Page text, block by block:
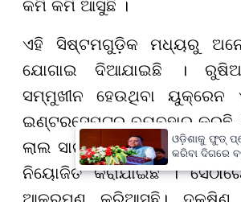
କମି କମି ଆସୁଛି ।
ଏହି ସିଷ୍ଟମଗୁଡ଼ିକ ମଧ୍ୟରୁ
ଯୋଗାଇ ଦିଆଯାଇଛି ।
ସମ୍ମୁଖୀନ ହେଉଥିବା
ଇଣ୍ଟରସେପ୍ଟର ବ୍ୟବହାର କରୁଛି
ଲାଲ ସାଗରରେ ଜାହାଜଗୁଡ଼ିକୁ
ନିୟୋଜିତ କରାଯାଇଛି ।
ଆକ୍ରମଣ କରିଆସୁଛି। ଦକ୍ଷିଣ
ଓଡ଼ିଶାକୁ ଫୁଡ୍
କରିବା ଦିଗରେ
ହଜାରରୁ ଅଧିକ